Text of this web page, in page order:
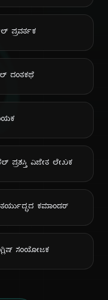
ಪ್ರವರ್ತಕ
ದಂತಕಥೆ
ಪ್ರಶಸ್ತಿ ವಿಜೇತ ಲೇಖಕ
ಕಮಾಂಡರ್
ಸಂಯೋಜಕ